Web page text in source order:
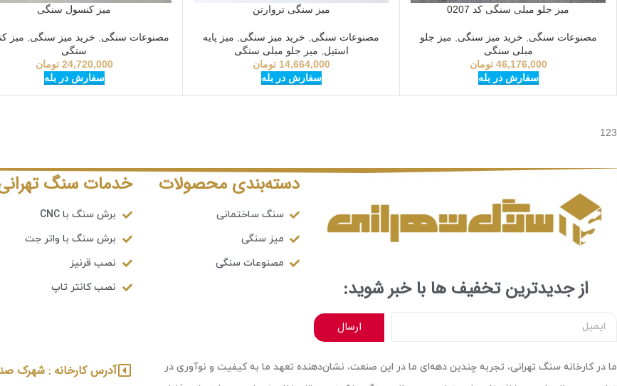
میز جلو مبلی سنگی کد 0207
مصنوعات سنگی خرید میز سنگی
میز جلو
مبلی سنگی
46,176,000 تومان
سفارش در بله
میز سنگی تروارتن
مصنوعات سنگی خرید میز سنگی
میز پایه
استیل
میز جلو مبلی سنگی
14,664,000 تومان
سفارش در بله
میز کنسول سنگی
مصنوعات سنگی خرید میز سنگی
میز
سنگی
24,720,000 تومان
سفارش در بله
123
از جدیدترین تخفیف ها با خبر شوید:
ارسال
دسته‌بندی محصولات
سنگ ساختمانی
میز سنگی
مصنوعات سنگی
خدمات سنگ
برش سنگ با CNC
برش سنگ با واتر جت
نصب قرنیز
نصب کانتر تاپ
ما در کارخانه سنگ تهرانی، تجربه چندین دهه‌ای ما در این صنعت، نشان‌دهنده تعهد ما به کیفیت و نوآوری در
آدرس کارخانه : شهرک